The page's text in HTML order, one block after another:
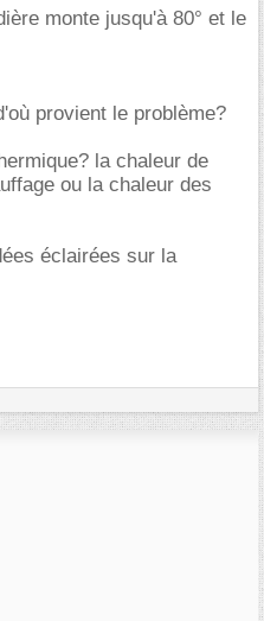
monte jusqu'à 80° et le
provient le problème?
la chaleur de
ou la chaleur des
éclairées sur la